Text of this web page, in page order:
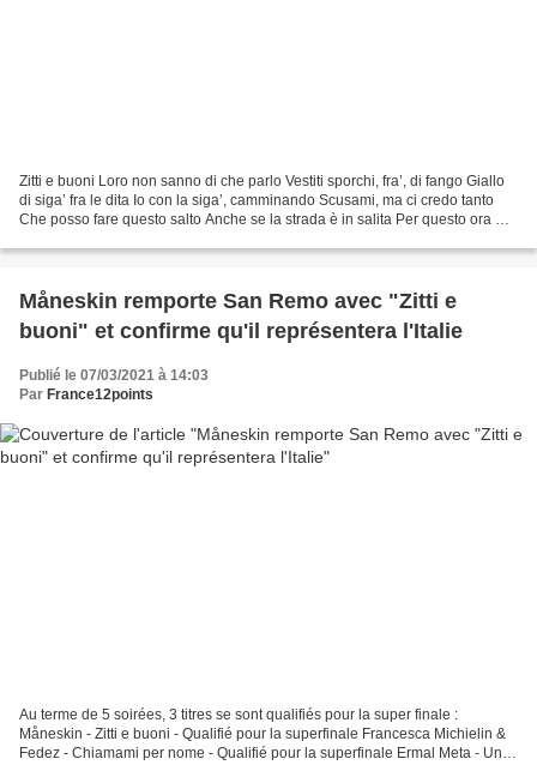
Zitti e buoni Loro non sanno di che parlo Vestiti sporchi, fra’, di fango Giallo
di siga’ fra le dita Io con la siga’, camminando Scusami, ma ci credo tanto
Che posso fare questo salto Anche se la strada è in salita Per questo ora mi
Måneskin remporte San Remo avec "Zitti e
buoni" et confirme qu'il représentera l'Italie
Publié le 07/03/2021 à 14:03
Par France12points
Au terme de 5 soirées, 3 titres se sont qualifiés pour la super finale :
Måneskin - Zitti e buoni - Qualifié pour la superfinale Francesca Michielin &
Fedez - Chiamami per nome - Qualifié pour la superfinale Ermal Meta - Un